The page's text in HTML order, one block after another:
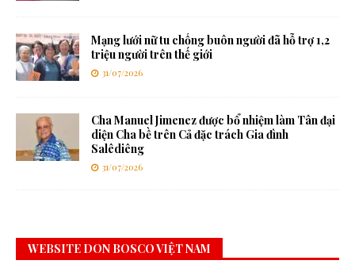
Mạng lưới nữ tu chống buôn người đã hỗ trợ 1,2
triệu người trên thế giới
31/07/2026
Cha Manuel Jimenez được bổ nhiệm làm Tân đại
diện Cha bề trên Cả đặc trách Gia đình
Salêdiêng
31/07/2026
WEBSITE DON BOSCO VIỆT NAM